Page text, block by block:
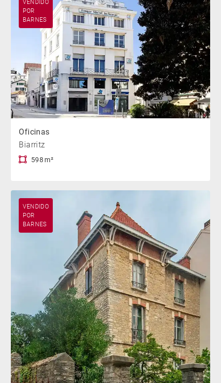
VENDIDO
POR
BARNES
Oficinas
Biarritz
598 m²
VENDIDO
POR
BARNES